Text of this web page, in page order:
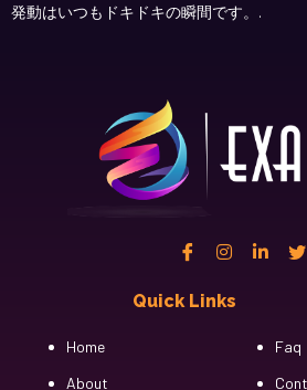
発動はいつもドキドキの瞬間です。.
Quick Links
Home
About
Faq